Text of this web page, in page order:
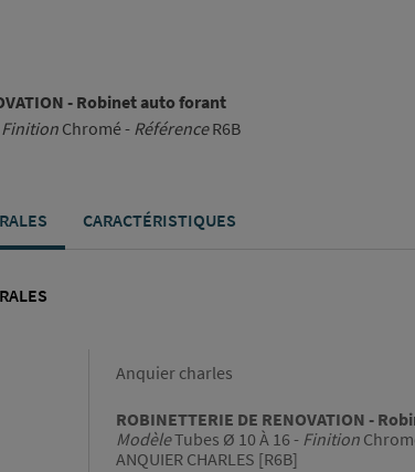
- Robinet auto forant
Finition Chromé - RéférenceR6B
CARACTÉRISTIQUES
Anquier charles
ROBINETTERIE DE RENOVATION -
ModèleTubes Ø 10 À 16 - Finition
ANQUIER CHARLES [R6B]